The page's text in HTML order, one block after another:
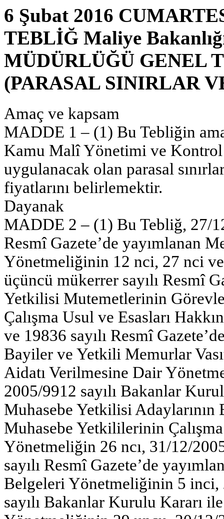
6 Şubat 2016
TEBLİĞ Maliye
MÜDÜRLÜĞÜ GENEL
(PARASAL SINIRLAR
Amaç ve kapsam
MADDE 1 – (1) Bu Tebliğin
Kamu Malî Yönetimi ve Kontrol
uygulanacak olan parasal
fiyatlarını belirlemektir.
Dayanak
MADDE 2 – (1) Bu Tebliğ, 27/
Resmî Gazete’de yayımlanan
Yönetmeliğinin 12 nci, 27 nci
üçüncü mükerrer sayılı Resmî
Yetkilisi Mutemetlerinin
Çalışma Usul ve Esasları
ve 19836 sayılı Resmî
Bayiler ve Yetkili Memurlar
Aidatı Verilmesine Dair
2005/9912 sayılı Bakanlar
Muhasebe Yetkilisi
Muhasebe Yetkililerinin
Yönetmeliğin 26 ncı, 31/12/
sayılı Resmî Gazete’de
Belgeleri Yönetmeliğinin 5
sayılı Bakanlar Kurulu Kararı